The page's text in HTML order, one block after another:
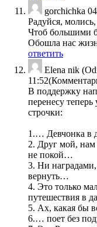
gorchichka
Радуйся, молись,
Чтоб большими
Обошла нас
ответить
Elena nik
11:52
В поддержку
перенесу
строчки:
1.… Девчонка в
2. Друг мой, нам
не покой…
3. Ни
вернуть…
4. Это только
путешествия в
5. Ах, какая бы
6.… поет без